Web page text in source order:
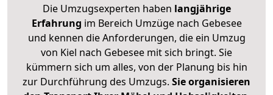
Die Umzugsexperten haben langjährige
Erfahrung im Bereich Umzüge nach Gebesee
und kennen die Anforderungen, die ein Umzug
von Kiel nach Gebesee mit sich bringt. Sie
kümmern sich um alles, von der Planung bis hin
zur Durchführung des Umzugs. Sie organisieren